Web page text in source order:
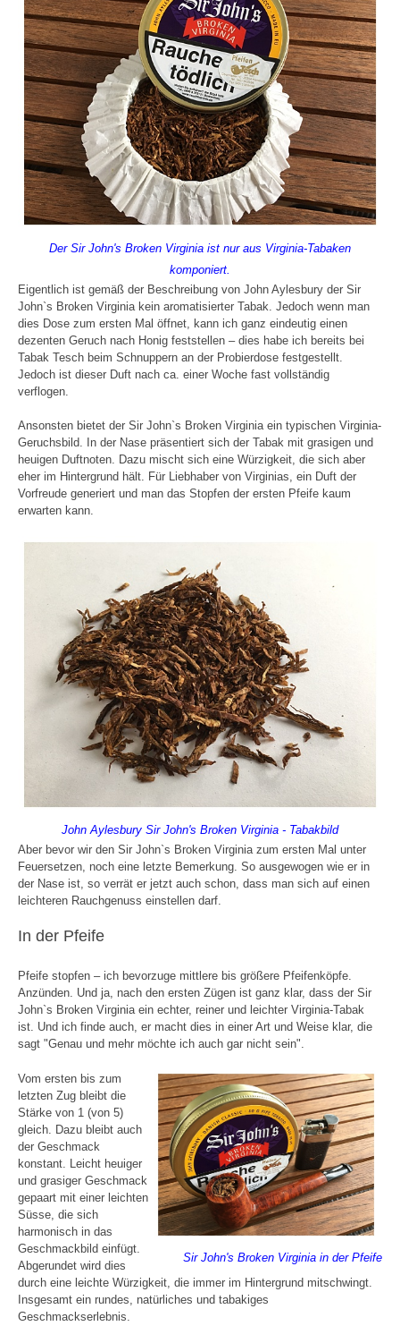
Der Sir John's Broken Virginia ist nur aus Virginia-Tabaken
komponiert.
Eigentlich ist gemäß der Beschreibung von John Aylesbury der Sir
John`s Broken Virginia kein aromatisierter Tabak. Jedoch wenn man
dies Dose zum ersten Mal öffnet, kann ich ganz eindeutig einen
dezenten Geruch nach Honig feststellen – dies habe ich bereits bei
Tabak Tesch beim Schnuppern an der Probierdose festgestellt.
Jedoch ist dieser Duft nach ca. einer Woche fast vollständig
verflogen.
Ansonsten bietet der Sir John`s Broken Virginia ein typischen Virginia-
Geruchsbild. In der Nase präsentiert sich der Tabak mit grasigen und
heuigen Duftnoten. Dazu mischt sich eine Würzigkeit, die sich aber
eher im Hintergrund hält. Für Liebhaber von Virginias, ein Duft der
Vorfreude generiert und man das Stopfen der ersten Pfeife kaum
erwarten kann.
John Aylesbury Sir John's Broken Virginia - Tabakbild
Aber bevor wir den Sir John`s Broken Virginia zum ersten Mal unter
Feuersetzen, noch eine letzte Bemerkung. So ausgewogen wie er in
der Nase ist, so verrät er jetzt auch schon, dass man sich auf einen
leichteren Rauchgenuss einstellen darf.
In der Pfeife
Pfeife stopfen – ich bevorzuge mittlere bis größere Pfeifenköpfe.
Anzünden. Und ja, nach den ersten Zügen ist ganz klar, dass der Sir
John`s Broken Virginia ein echter, reiner und leichter Virginia-Tabak
ist. Und ich finde auch, er macht dies in einer Art und Weise klar, die
sagt "Genau und mehr möchte ich auch gar nicht sein".
Sir John's Broken Virginia in der Pfeife
Vom ersten bis zum
letzten Zug bleibt die
Stärke von 1 (von 5)
gleich. Dazu bleibt auch
der Geschmack
konstant. Leicht heuiger
und grasiger Geschmack
gepaart mit einer leichten
Süsse, die sich
harmonisch in das
Geschmackbild einfügt.
Abgerundet wird dies
durch eine leichte Würzigkeit, die immer im Hintergrund mitschwingt.
Insgesamt ein rundes, natürliches und tabakiges
Geschmackserlebnis.